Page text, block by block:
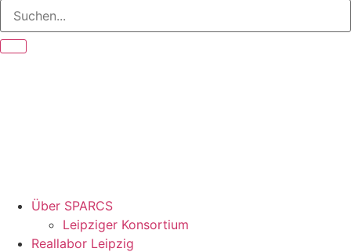
Über SPARCS
Leipziger Konsortium
Reallabor Leipzig